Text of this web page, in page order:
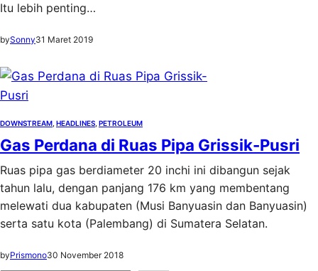
Itu lebih penting…
bySonny31 Maret 2019
DOWNSTREAM HEADLINES PETROLEUM
Gas Perdana di Ruas Pipa Grissik-Pusri
Ruas pipa gas berdiameter 20 inchi ini dibangun sejak
tahun lalu, dengan panjang 176 km yang membentang
melewati dua kabupaten (Musi Banyuasin dan Banyuasin)
serta satu kota (Palembang) di Sumatera Selatan.
byPrismono30 November 2018